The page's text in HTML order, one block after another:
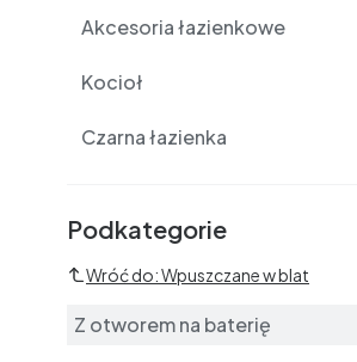
Akcesoria łazienkowe
Kocioł
Czarna łazienka
Podkategorie
Wróć do: Wpuszczane w blat
Z otworem na baterię